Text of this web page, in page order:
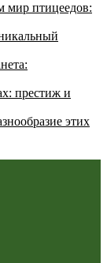
мир птицеедов:
престиж и
этих